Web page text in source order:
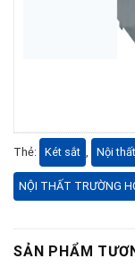
Thẻ: Két sắt Nội
NỘI THẤT TRƯỜNG
SẢN PHẨM